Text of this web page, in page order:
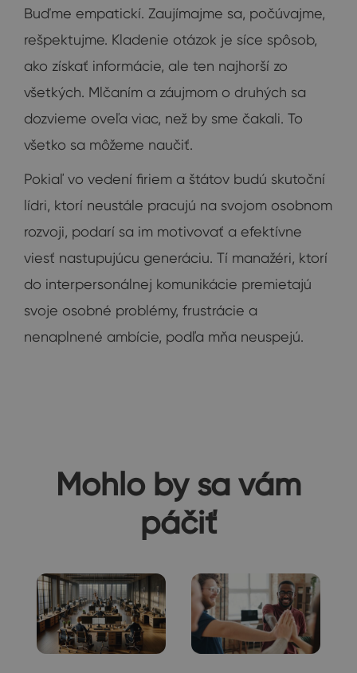
Buďme empatickí. Zaujímajme sa, počúvajme,
rešpektujme. Kladenie otázok je síce spôsob,
ako získať informácie, ale ten najhorší zo
všetkých. Mlčaním a záujmom o druhých sa
dozvieme oveľa viac, než by sme čakali. To
všetko sa môžeme naučiť.
Pokiaľ vo vedení firiem a štátov budú skutoční
lídri, ktorí neustále pracujú na svojom osobnom
rozvoji, podarí sa im motivovať a efektívne
viesť nastupujúcu generáciu. Tí manažéri, ktorí
do interpersonálnej komunikácie premietajú
svoje osobné problémy, frustrácie a
nenaplnené ambície, podľa mňa neuspejú.
Mohlo by sa vám
páčiť